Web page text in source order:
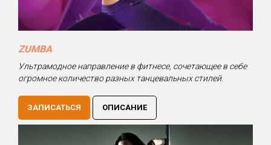
ZUMBA
Ультрамодное направление в фитнесе, сочетающее в себе
огромное количество разных танцевальных стилей.
ЗАПИСАТЬСЯ ОПИСАНИЕ